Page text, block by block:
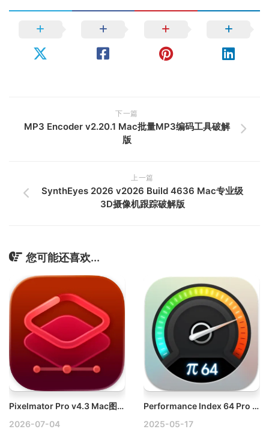
下一篇
MP3 Encoder v2.20.1 Mac批量MP3编码工具破解
版
上一篇
SynthEyes 2026 v2026 Build 4636 Mac专业级
3D摄像机跟踪破解版
您可能还喜欢...
Pixelmator Pro v4.3 Mac图片处理软件破解版
2026-07-04
Performance Index 64 Pro v4.2.8 Mac电脑系统基准测试器 — 硬盘测速工具
2025-05-17